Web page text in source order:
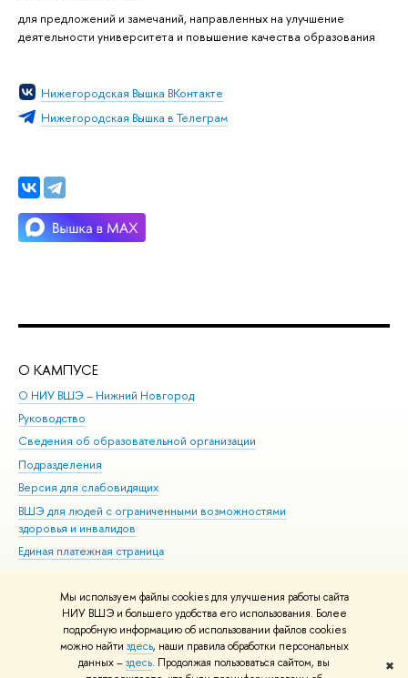
Мы используем файлы cookies для улучшения работы сайта
НИУ ВШЭ и большего удобства его использования. Более
подробную информацию об использовании файлов cookies
можно найти здесь, наши правила обработки персональных
данных –здесь. Продолжая пользоваться сайтом, вы
✖
для предложений и замечаний, направленных на улучшение
деятельности университета и повышение качества образования
Нижегородская Вышка ВКонтакте
Нижегородская Вышка в Телеграм
О КАМПУСЕ
О НИУ ВШЭ – Нижний Новгород
Руководство
Сведения об образовательной организации
Подразделения
Версия для слабовидящих
ВШЭ для людей с ограниченными возможностями
здоровья и инвалидов
Единая платежная страница